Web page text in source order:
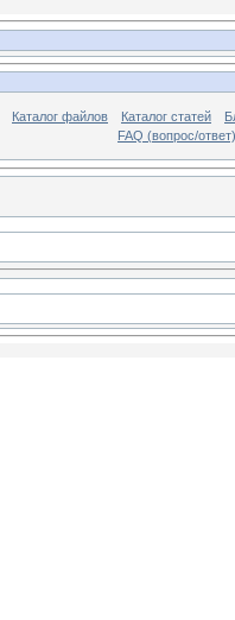
Каталог файлов Каталог статей
FAQ (вопрос/ответ)